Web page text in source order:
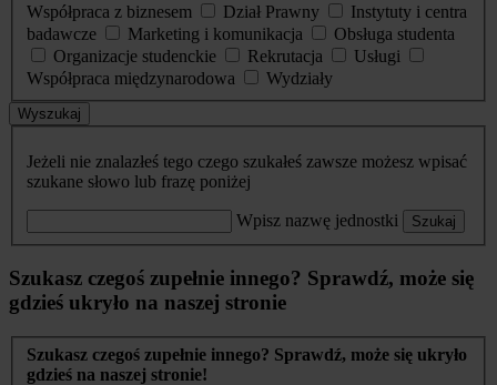
Współpraca z biznesem
Dział Prawny
Instytuty i centra
badawcze
Marketing i komunikacja
Obsługa studenta
Organizacje studenckie
Rekrutacja
Usługi
Współpraca międzynarodowa
Wydziały
Wyszukaj
Jeżeli nie znalazłeś tego czego szukałeś zawsze możesz wpisać
szukane słowo lub frazę poniżej
Wpisz nazwę jednostki Szukaj
Szukasz czegoś zupełnie innego? Sprawdź, może się
gdzieś ukryło na naszej stronie
Szukasz czegoś zupełnie innego? Sprawdź, może się ukryło
gdzieś na naszej stronie!